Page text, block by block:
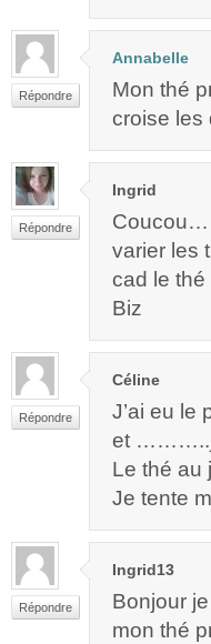
Répondre
Annabelle
Mon thé
croise les
Répondre
Ingrid
Coucou…
varier les
cad le thé
Biz
Répondre
Céline
J’ai eu le
et
Le thé au
Je tente
Répondre
Ingrid13
Bonjour
mon thé